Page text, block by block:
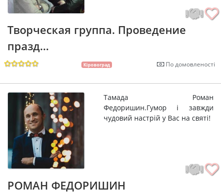
Творческая группа. Проведение
празд...
Кіровоград По домовленості
Тамада Роман
Федоришин.Гумор і завжди
чудовий настрій у Вас на святі!
РОМАН ФЕДОРИШИН